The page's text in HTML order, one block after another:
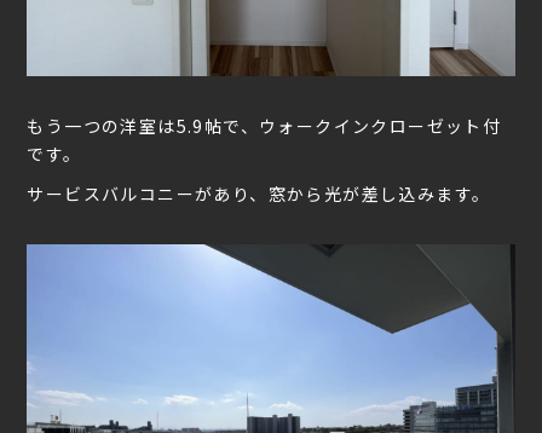
もう一つの洋室は5.9帖で、ウォークインクローゼット付
です。
サービスバルコニーがあり、窓から光が差し込みます。